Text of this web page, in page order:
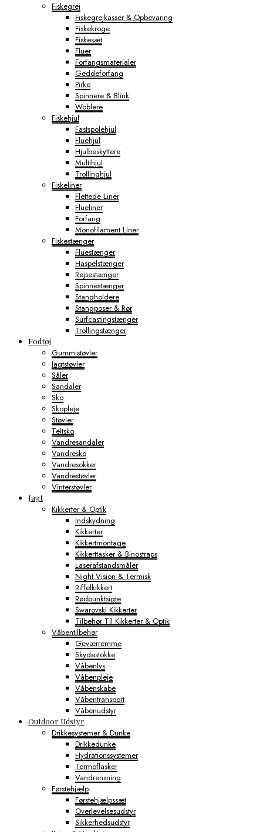
Fiskegrej
Fiskegrejkasser & Opbevaring
Fiskekroge
Fiskesæt
Fluer
Forfangsmaterialer
Geddeforfang
Pirke
Spinnere & Blink
Woblere
Fiskehjul
Fastspolehjul
Fluehjul
Hjulbeskyttere
Multihjul
Trollinghjul
Fiskeliner
Flettede Liner
Flueliner
Forfang
Monofilament Liner
Fiskestænger
Fluestænger
Haspelstænger
Rejsestænger
Spinnestænger
Stangholdere
Stangposer & Rør
Surfcastingstænger
Trollingstænger
Fodtøj
Gummistøvler
Jagtstøvler
Såler
Sandaler
Sko
Skopleje
Støvler
Teltsko
Vandresandaler
Vandresko
Vandresokker
Vandrestøvler
Vinterstøvler
Jagt
Kikkerter & Optik
Indskydning
Kikkerter
Kikkertmontage
Kikkerttasker & Binostraps
Laserafstandsmåler
Night Vision & Termisk
Riffelkikkert
Rødpunktsigte
Swarovski Kikkerter
Tilbehør Til Kikkerter & Optik
Våbentilbehør
Geværremme
Skydestokke
Våbenlys
Våbenpleje
Våbenskabe
Våbentransport
Våbenudstyr
Outdoor Udstyr
Drikkesystemer & Dunke
Drikkedunke
Hydrationssystemer
Termoflasker
Vandrensning
Førstehjælp
Førstehjælpssæt
Overlevelsesudstyr
Sikkerhedsudstyr